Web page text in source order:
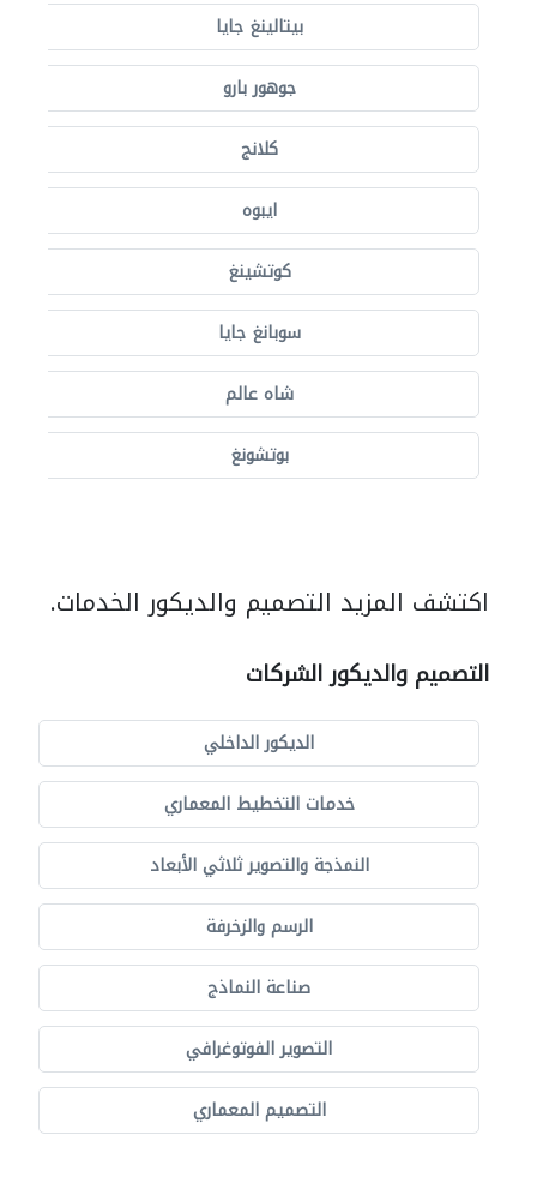
بيتالينغ جايا
جوهور بارو
كلانج
ايبوه
كوتشينغ
سوبانغ جايا
شاه عالم
بوتشونغ
اكتشف المزيد التصميم والديكور الخدمات.
التصميم والديكور الشركات
الديكور الداخلي
خدمات التخطيط المعماري
النمذجة والتصوير ثلاثي الأبعاد
الرسم والزخرفة
صناعة النماذج
التصوير الفوتوغرافي
التصميم المعماري